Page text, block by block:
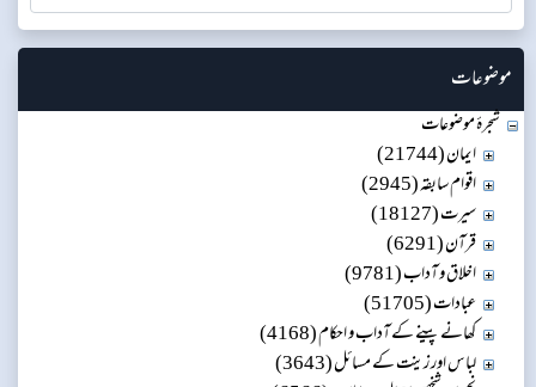
موضوعات
شجرۂ موضوعات
ایمان (21744)
اقوام سابقہ (2945)
سیرت (18127)
قرآن (6291)
اخلاق و آداب (9781)
عبادات (51705)
کھانے پینے کے آداب و احکام (4168)
لباس اور زینت کے مسائل (3643)